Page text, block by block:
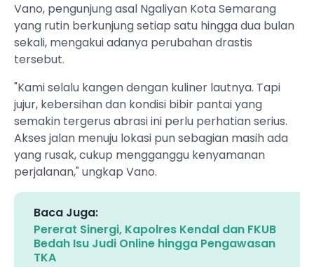
​Vano, pengunjung asal Ngaliyan Kota Semarang
yang rutin berkunjung setiap satu hingga dua bulan
sekali, mengakui adanya perubahan drastis
tersebut.
​"Kami selalu kangen dengan kuliner lautnya. Tapi
jujur, kebersihan dan kondisi bibir pantai yang
semakin tergerus abrasi ini perlu perhatian serius.
Akses jalan menuju lokasi pun sebagian masih ada
yang rusak, cukup mengganggu kenyamanan
perjalanan," ungkap Vano.
Baca Juga:
Pererat Sinergi, Kapolres Kendal dan FKUB
Bedah Isu Judi Online hingga Pengawasan
TKA